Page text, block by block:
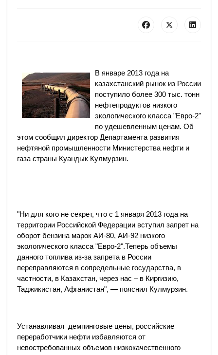
В январе 2013 года на
казахстанский рынок из России
поступило более 300 тыс. тонн
нефтепродуктов низкого
экологического класса "Евро-2"
по удешевленным ценам. Об
этом сообщил директор Департамента развития
нефтяной промышленности Министерства нефти и
газа страны Куандык Кулмурзин.
"Ни для кого не секрет, что с 1 января 2013 года на
территории Российской Федерации вступил запрет на
оборот бензина марок АИ-80, АИ-92 низкого
экологического класса "Евро-2".Теперь объемы
данного топлива из-за запрета в России
переправляются в сопредельные государства, в
частности, в Казахстан, через нас – в Киргизию,
Таджикистан, Афганистан", — пояснил Кулмурзин.
Устанавливая демпинговые цены, российские
переработчики нефти избавляются от
невостребованных объемов низкокачественного